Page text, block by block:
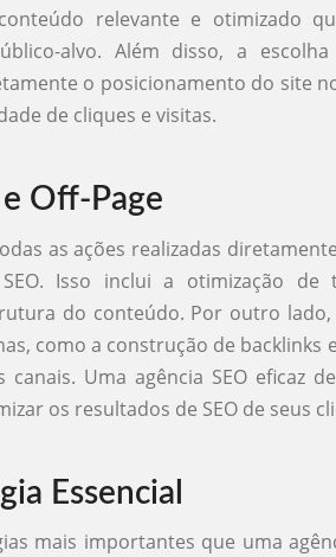
relevante e otimizado
alvo. Além disso, a
o posicionamento do site
de cliques e visitas.
Off-Page
as ações realizadas
Isso inclui a otimização de
do conteúdo. Por outro
como a construção de backlinks
Uma agência SEO eficaz
os resultados de SEO de seus
Essencial
mais importantes que uma